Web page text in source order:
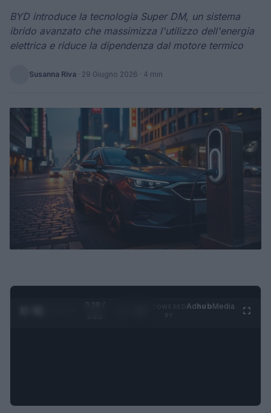
BYD introduce la tecnologia Super DM, un sistema
ibrido avanzato che massimizza l'utilizzo dell'energia
elettrica e riduce la dipendenza dal motore termico
Susanna Riva · 29 Giugno 2026 · 4 min
0:29 /
AdhubMedia